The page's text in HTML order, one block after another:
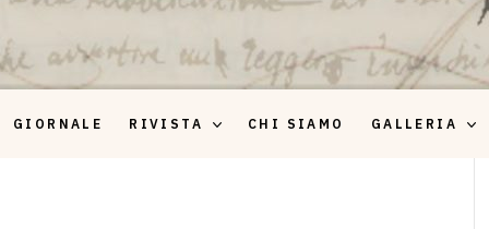
GIORNALE RIVISTA CHI SIAMO GALLERIA